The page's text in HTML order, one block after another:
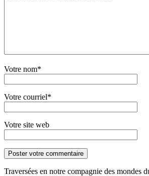
Votre nom*
Votre courriel*
Votre site web
Traversées en notre compagnie des mondes